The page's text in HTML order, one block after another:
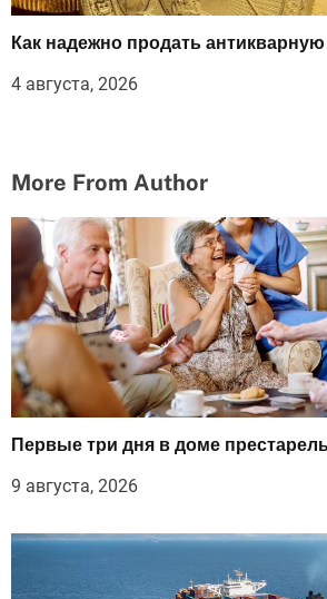
Как надежно продать
4 августа, 2026
More From Author
Первые три дня в доме
9 августа, 2026